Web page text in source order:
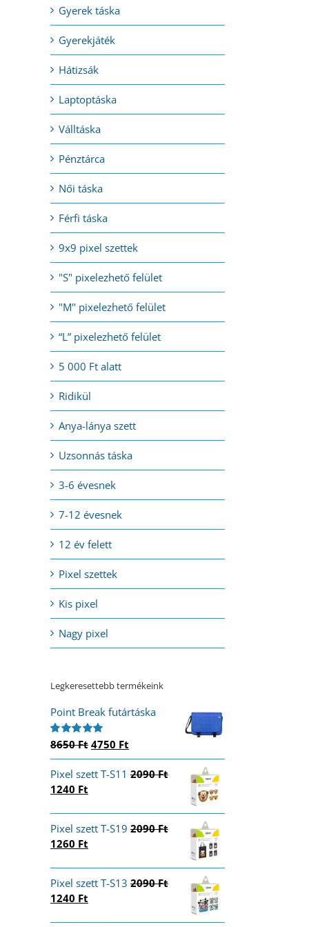
Gyerek táska
Gyerekjáték
Hátizsák
Laptoptáska
Válltáska
Pénztárca
Női táska
Férfi táska
9x9 pixel szettek
"S" pixelezhető felület
"M" pixelezhető felület
“L” pixelezhető felület
5 000 Ft alatt
Ridikül
Anya-lánya szett
Uzsonnás táska
3-6 évesnek
7-12 évesnek
12 év felett
Pixel szettek
Kis pixel
Nagy pixel
Legkeresettebb termékeink
Point Break futártáska
Értékelés:
8650Ft Original
price
was:
4750 Ft
price
is:
Pixel szett T-S11 2090Ft
Original
2090 Ft.
1240 Ft
1240 Ft.
Pixel szett T-S19 2090Ft
Original
2090 Ft.
1260 Ft
1260 Ft.
Pixel szett T-S13 2090Ft
Original
1240 Ft